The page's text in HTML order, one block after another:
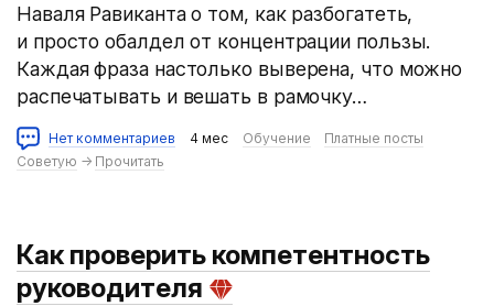
Наваля Равиканта о том, как разбогатеть,
и просто обалдел от концентрации пользы.
Каждая фраза настолько выверена, что можно
распечатывать и вешать в рамочку…
Нет комментариев 4 мес Обучение
Платные посты
Советую → Прочитать
Как проверить компетентность
руководителя